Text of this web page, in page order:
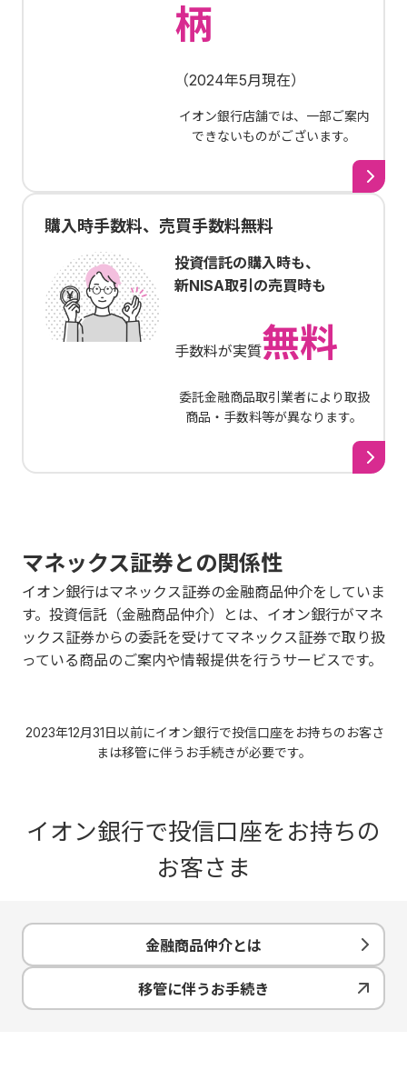
柄
（2024年5月現在）
イオン銀行店舗では、一部ご案内
できないものがございます。
購入時手数料、売買手数料無料
投資信託の購入時も、
新NISA取引の売買時も
手数料が実質無料
委託金融商品取引業者により取扱
商品・手数料等が異なります。
マネックス証券との関係性
イオン銀行はマネックス証券の金融商品仲介をしていま
す。投資信託（金融商品仲介）とは、イオン銀行がマネ
ックス証券からの委託を受けてマネックス証券で取り扱
っている商品のご案内や情報提供を行うサービスです。
2023年12月31日以前にイオン銀行で投信口座をお持ちのお客さ
まは移管に伴うお手続きが必要です。
イオン銀行で投信口座をお持ちの
お客さま
金融商品仲介とは
移管に伴うお手続き